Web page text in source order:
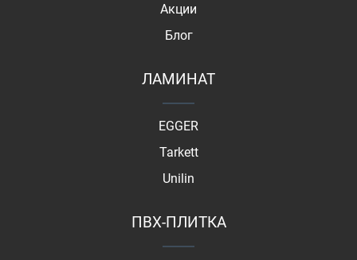
Акции
Блог
ЛАМИНАТ
EGGER
Tarkett
Unilin
ПВХ-ПЛИТКА